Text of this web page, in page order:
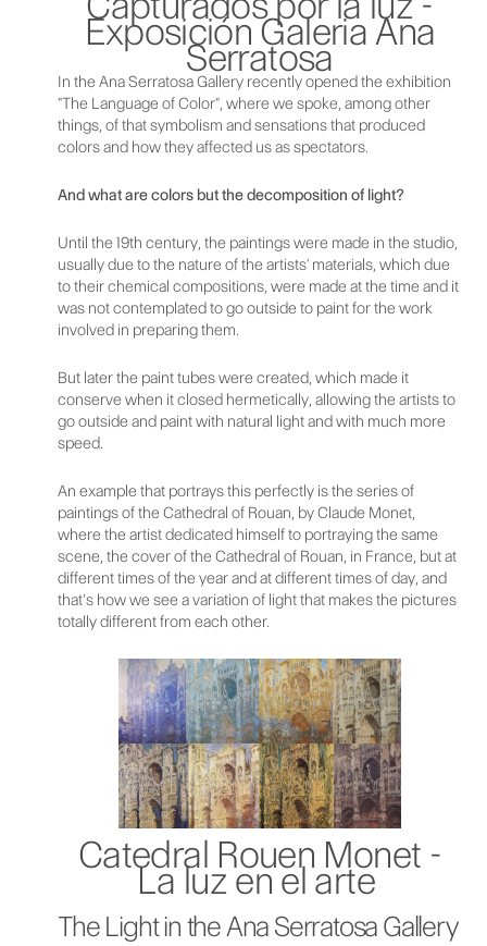
Exposición Galeria Ana
Serratosa
In the Ana Serratosa Gallery recently opened the exhibition
"The Language of Color", where we spoke, among other
things, of that symbolism and sensations that produced
colors and how they affected us as spectators.
And what are colors but the decomposition of light?
Until the 19th century, the paintings were made in the studio,
usually due to the nature of the artists' materials, which due
to their chemical compositions, were made at the time and it
was not contemplated to go outside to paint for the work
involved in preparing them.
But later the paint tubes were created, which made it
conserve when it closed hermetically, allowing the artists to
go outside and paint with natural light and with much more
speed.
An example that portrays this perfectly is the series of
paintings of the Cathedral of Rouan, by Claude Monet,
where the artist dedicated himself to portraying the same
scene, the cover of the Cathedral of Rouan, in France, but at
different times of the year and at different times of day, and
that’s how we see a variation of light that makes the pictures
totally different from each other.
Catedral Rouen Monet -
La luz en el arte
The Light in the Ana Serratosa Gallery